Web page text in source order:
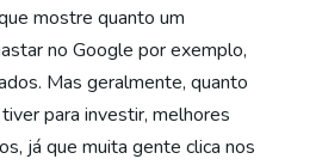
mostre quanto um
no Google por exemplo,
Mas geralmente, quanto
para investir, melhores
já que muita gente clica nos